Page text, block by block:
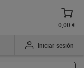
0,00 €
Iniciar sesión